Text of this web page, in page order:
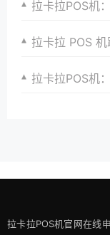
拉卡拉POS机
拉卡拉 POS
拉卡拉POS机
拉卡拉POS机官网在线